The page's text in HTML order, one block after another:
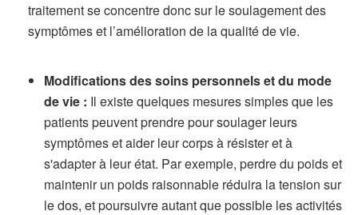
traitement se concentre donc sur le soulagement des
symptômes et l’amélioration de la qualité de vie.
Modifications des soins personnels et du mode
de vie : Il existe quelques mesures simples que les
patients peuvent prendre pour soulager leurs
symptômes et aider leur corps à résister et à
s'adapter à leur état. Par exemple, perdre du poids et
maintenir un poids raisonnable réduira la tension sur
le dos, et poursuivre autant que possible les activités